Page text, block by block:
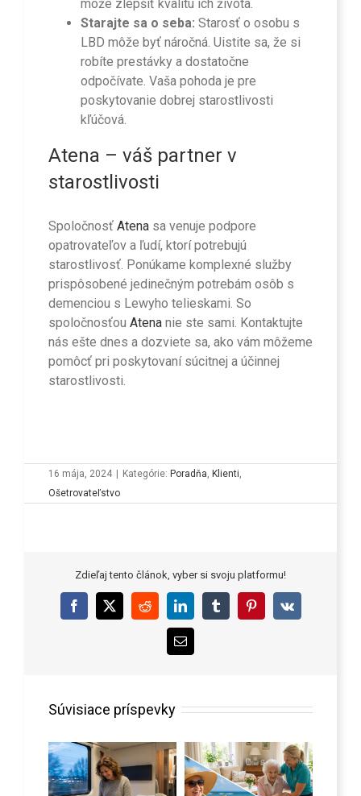
môže zlepšiť kvalitu ich života.
Starajte sa o seba: Starosť o osobu s
LBD môže byť náročná. Uistite sa, že si
robíte prestávky a dostatočne
odpočívate. Vaša pohoda je pre
poskytovanie dobrej starostlivosti
kľúčová.
Atena – váš partner v
starostlivosti
Spoločnosť Atena sa venuje podpore
opatrovateľov a ľudí, ktorí potrebujú
starostlivosť. Ponúkame komplexné služby
prispôsobené jedinečným potrebám osôb s
demenciou s Lewyho telieskami. So
spoločnosťou Atena nie ste sami. Kontaktujte
nás ešte dnes a dozviete sa, ako vám môžeme
pomôcť pri poskytovaní súcitnej a účinnej
starostlivosti.
16 mája, 2024 Kategórie: Poradňa, Klienti,
Ošetrovateľstvo
Zdieľaj tento článok, vyber si svoju platformu!
Facebook
X RedditLinkedInTumblrPinterest
Vk
Email
Súvisiace príspevky